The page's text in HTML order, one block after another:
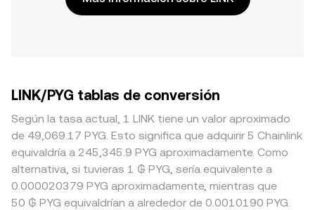
LINK/PYG tablas de conversión
Según la tasa actual, 1 LINK tiene un valor aproximado
de 49,069.17 PYG. Esto significa que adquirir 5 Chainlink
equivaldría a 245,345.9 PYG aproximadamente. Como
alternativa, si tuvieras 1 ₲ PYG, sería equivalente a
0.000020379 PYG aproximadamente, mientras que
50 ₲ PYG equivaldrían a alrededor de 0.0010190 PYG.